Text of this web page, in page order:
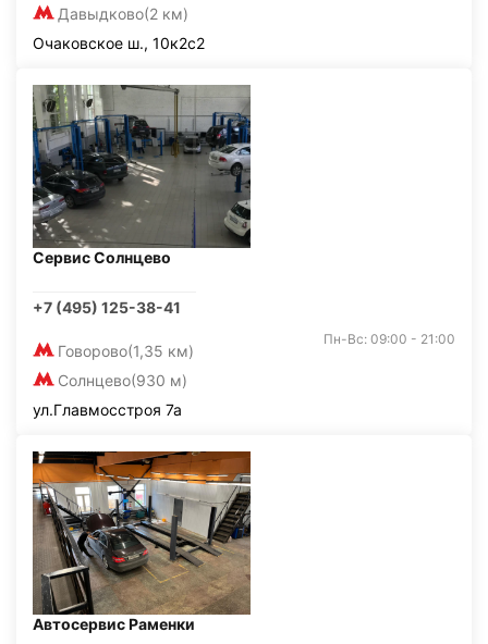
Давыдково(2 км)
Очаковское ш., 10к2с2
Сервис Солнцево
+7 (495) 125-38-41
Говорово(1,35 км)
Солнцево(930 м)
Пн-Вс: 09:00 - 21:00
ул.Главмосстроя 7а
Автосервис Раменки